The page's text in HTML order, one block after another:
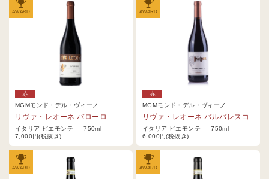
AWARD
赤
MGMモンド・デル・ヴィーノ
リヴァ・レオーネ バローロ
イタリア ピエモンテ 750ml
7,000円(税抜き)
AWARD
赤
MGMモンド・デル・ヴィーノ
リヴァ・レオーネ バルバレスコ
イタリア ピエモンテ 750ml
6,000円(税抜き)
AWARD AWARD